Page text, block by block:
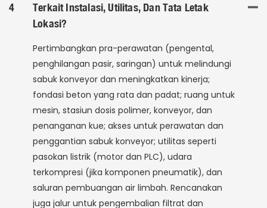
4
Terkait Instalasi, Utilitas, Dan Tata Letak
Lokasi?
Pertimbangkan pra-perawatan (pengental,
penghilangan pasir, saringan) untuk melindungi
sabuk konveyor dan meningkatkan kinerja;
fondasi beton yang rata dan padat; ruang untuk
mesin, stasiun dosis polimer, konveyor, dan
penanganan kue; akses untuk perawatan dan
penggantian sabuk konveyor; utilitas seperti
pasokan listrik (motor dan PLC), udara
terkompresi (jika komponen pneumatik), dan
saluran pembuangan air limbah. Rencanakan
juga jalur untuk pengembalian filtrat dan